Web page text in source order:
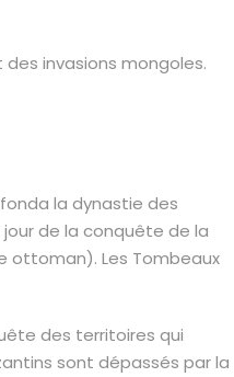
invasions mongoles.
fonda la dynastie des
jour de la conquête de la
ottoman). Les Tombeaux
des territoires qui
sont dépassés par la